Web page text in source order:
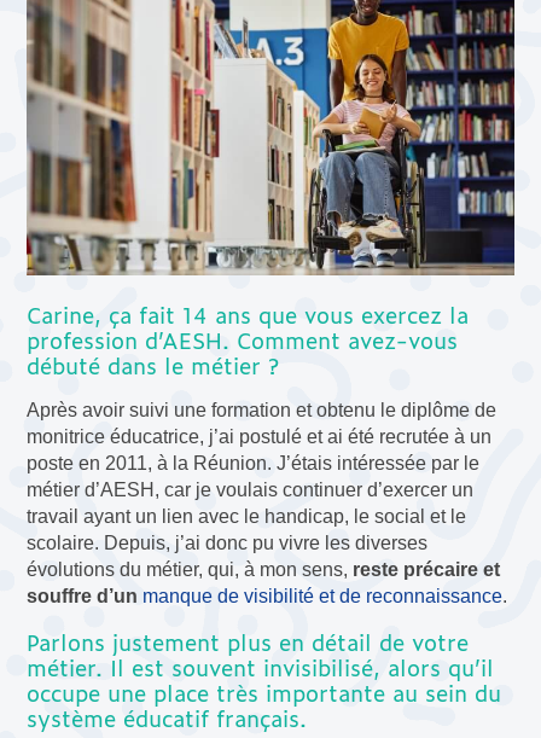
Carine, ça fait 14 ans que vous exercez la
profession d’AESH. Comment avez-vous
débuté dans le métier ?
Après avoir suivi une formation et obtenu le diplôme de
monitrice éducatrice, j’ai postulé et ai été recrutée à un
poste en 2011, à la Réunion. J’étais intéressée par le
métier d’AESH, car je voulais continuer d’exercer un
travail ayant un lien avec le handicap, le social et le
scolaire. Depuis, j’ai donc pu vivre les diverses
évolutions du métier, qui, à mon sens, reste précaire et
souffre d’un manque de visibilité et de reconnaissance.
Parlons justement plus en détail de votre
métier. Il est souvent invisibilisé, alors qu’il
occupe une place très importante au sein du
système éducatif français.